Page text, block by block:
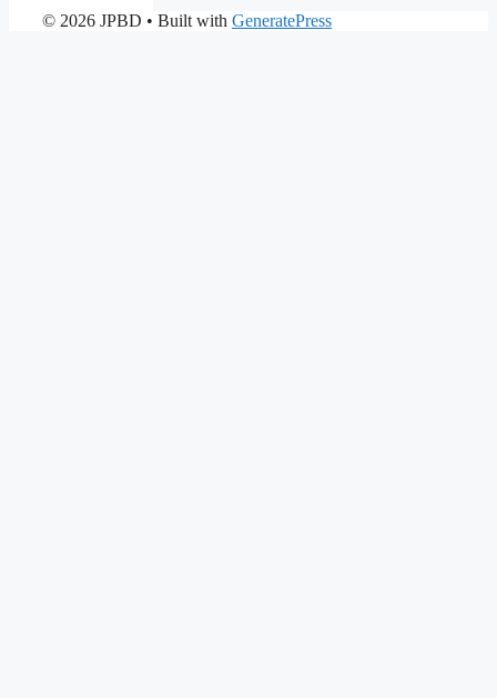
© 2026 JPBD • Built with GeneratePress